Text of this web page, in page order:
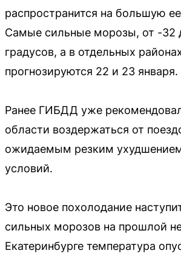
распространится на большую
Самые сильные морозы, от -32
градусов, а в отдельных
прогнозируются 22 и 23 января.
Ранее ГИБДД уже
области воздержаться от
ожидаемым резким
условий.
Это новое похолодание
сильных морозов на прошлой
Екатеринбурге температура